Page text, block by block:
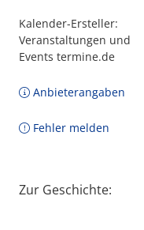
Kalender-Ersteller:
Veranstaltungen und
Events termine.de
Anbieterangaben
Fehler melden
Zur Geschichte: